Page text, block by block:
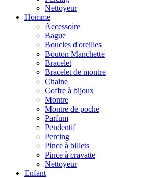
Nettoyeur
Homme
Accessoire
Bague
Boucles d'oreilles
Bouton Manchette
Bracelet
Bracelet de montre
Chaine
Coffre à bijoux
Montre
Montre de poche
Parfum
Pendentif
Percing
Pince à billets
Pince à cravatte
Nettoyeur
Enfant